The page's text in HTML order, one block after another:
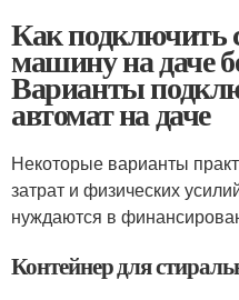
Как подключить
машину на даче
Варианты
автомат на даче
Некоторые варианты
затрат и физических
нуждаются в
Контейнер для